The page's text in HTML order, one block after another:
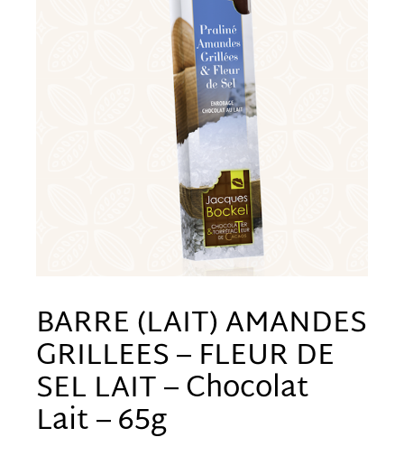
BARRE (LAIT) AMANDES
GRILLEES – FLEUR DE
SEL LAIT – Chocolat
Lait – 65g
bon
fonctionnement
du site.
Statistics
In order for
us to
improve the
website's
functionality
and
structure,
based on